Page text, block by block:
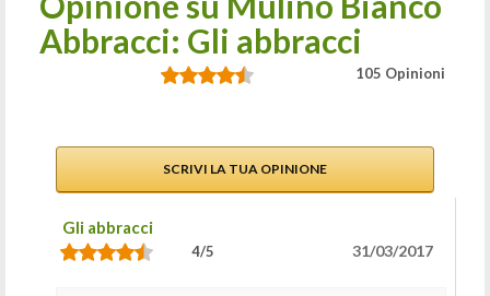
Abbracci: Gli abbracci
105 Opinioni
SCRIVI LA TUA OPINIONE
Gli abbracci
4/5 31/03/2017